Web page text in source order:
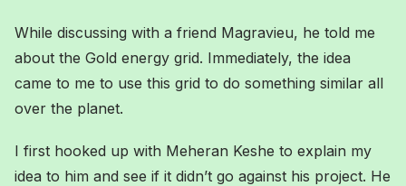
While discussing with a friend Magravieu, he told me
about the Gold energy grid. Immediately, the idea
came to me to use this grid to do something similar all
over the planet.
I first hooked up with Meheran Keshe to explain my
idea to him and see if it didn’t go against his project. He